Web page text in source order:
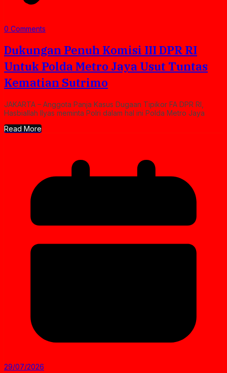
0 Comments
Dukungan Penuh Komisi III DPR RI
Untuk Polda Metro Jaya Usut Tuntas
Kematian Sutrimo
JAKARTA – Anggota Panja Kasus Dugaan Tipikor FA DPR RI,
Hasbiallah Ilyas meminta Polri dalam hal ini Polda Metro Jaya
Read More
29/07/2026